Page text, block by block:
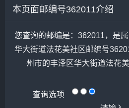
本页面邮编号362011介绍
您查询的邮编是：362011，是
华大街道法花美社区邮编号
州市的丰泽区华大街道法花
查询选项